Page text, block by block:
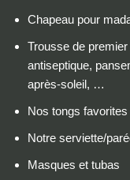
Chapeau pour
Trousse de
antiseptique,
après-soleil, …
Nos tongs
Notre serviette/
Masques et tubas